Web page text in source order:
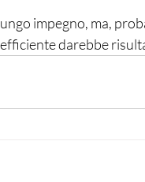
impegno, ma,
darebbe